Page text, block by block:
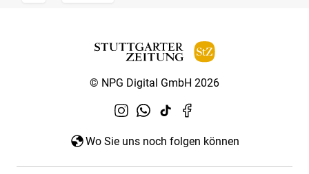
© NPG Digital GmbH 2026
Wo Sie uns noch folgen können